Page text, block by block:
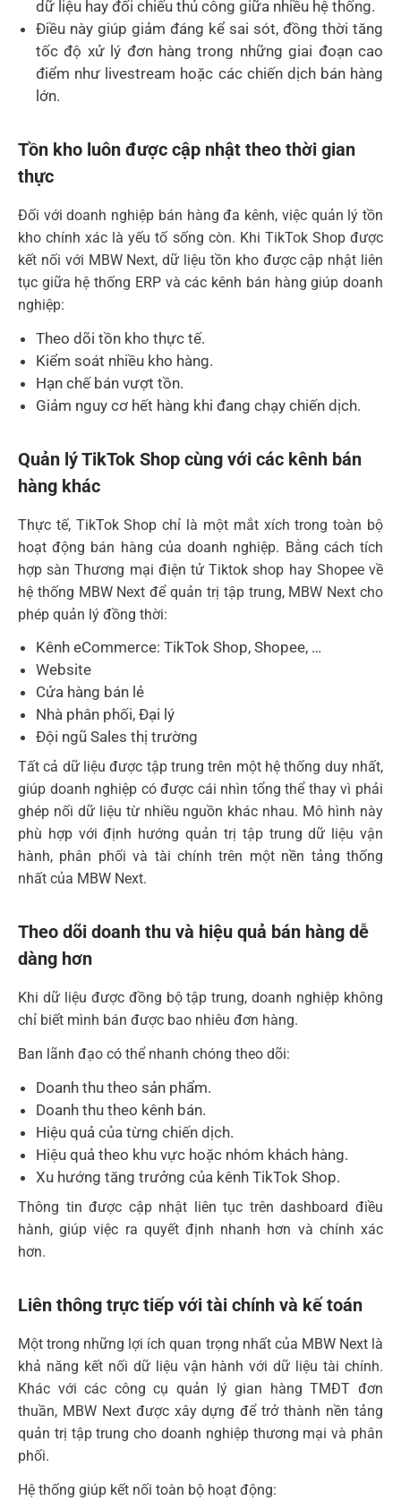
dữ liệu hay đối chiếu thủ công giữa nhiều hệ thống.
Điều này giúp giảm đáng kể sai sót, đồng thời tăng
tốc độ xử lý đơn hàng trong những giai đoạn cao
điểm như livestream hoặc các chiến dịch bán hàng
lớn.
Tồn kho luôn được cập nhật theo thời gian
thực
Đối với doanh nghiệp bán hàng đa kênh, việc quản lý tồn
kho chính xác là yếu tố sống còn. Khi TikTok Shop được
kết nối với MBW Next, dữ liệu tồn kho được cập nhật liên
tục giữa hệ thống ERP và các kênh bán hàng giúp doanh
nghiệp:
Theo dõi tồn kho thực tế.
Kiểm soát nhiều kho hàng.
Hạn chế bán vượt tồn.
Giảm nguy cơ hết hàng khi đang chạy chiến dịch.
Quản lý TikTok Shop cùng với các kênh bán
hàng khác
Thực tế, TikTok Shop chỉ là một mắt xích trong toàn bộ
hoạt động bán hàng của doanh nghiệp. Bằng cách tích
hợp sàn Thương mại điện tử Tiktok shop hay Shopee về
hệ thống MBW Next để quản trị tập trung, MBW Next cho
phép quản lý đồng thời:
Kênh eCommerce: TikTok Shop, Shopee, …
Website
Cửa hàng bán lẻ
Nhà phân phối, Đại lý
Đội ngũ Sales thị trường
Tất cả dữ liệu được tập trung trên một hệ thống duy nhất,
giúp doanh nghiệp có được cái nhìn tổng thể thay vì phải
ghép nối dữ liệu từ nhiều nguồn khác nhau. Mô hình này
phù hợp với định hướng quản trị tập trung dữ liệu vận
hành, phân phối và tài chính trên một nền tảng thống
nhất của MBW Next.
Theo dõi doanh thu và hiệu quả bán hàng dễ
dàng hơn
Khi dữ liệu được đồng bộ tập trung, doanh nghiệp không
chỉ biết mình bán được bao nhiêu đơn hàng.
Ban lãnh đạo có thể nhanh chóng theo dõi:
Doanh thu theo sản phẩm.
Doanh thu theo kênh bán.
Hiệu quả của từng chiến dịch.
Hiệu quả theo khu vực hoặc nhóm khách hàng.
Xu hướng tăng trưởng của kênh TikTok Shop.
Thông tin được cập nhật liên tục trên dashboard điều
hành, giúp việc ra quyết định nhanh hơn và chính xác
hơn.
Liên thông trực tiếp với tài chính và kế toán
Một trong những lợi ích quan trọng nhất của MBW Next là
khả năng kết nối dữ liệu vận hành với dữ liệu tài chính.
Khác với các công cụ quản lý gian hàng TMĐT đơn
thuần, MBW Next được xây dựng để trở thành nền tảng
quản trị tập trung cho doanh nghiệp thương mại và phân
phối.
Hệ thống giúp kết nối toàn bộ hoạt động: